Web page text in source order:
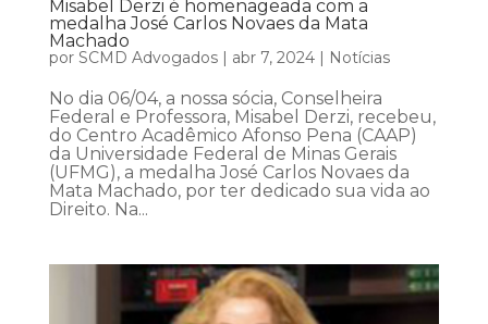
Misabel Derzi é homenageada com a
medalha José Carlos Novaes da Mata
Machado
por SCMD Advogados| abr 7, 2024| Notícias
No dia 06/04, a nossa sócia, Conselheira
Federal e Professora, Misabel Derzi, recebeu,
do Centro Acadêmico Afonso Pena (CAAP)
da Universidade Federal de Minas Gerais
(UFMG), a medalha José Carlos Novaes da
Mata Machado, por ter dedicado sua vida ao
Direito. Na...